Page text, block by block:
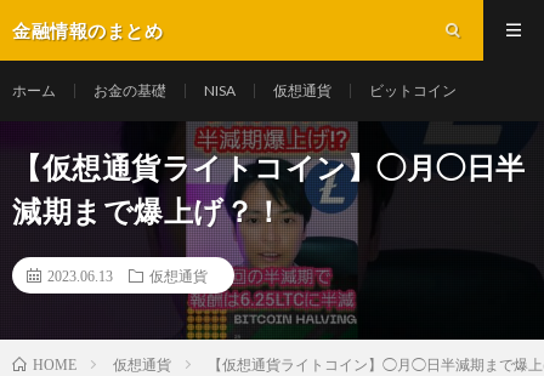
金融情報のまとめ
ホーム お金の基礎 NISA 仮想通貨 ビットコイン
【仮想通貨ライトコイン】◯月◯日半
減期まで爆上げ？！
2023.06.13 仮想通貨
HOME 仮想通貨 【仮想通貨ライトコイン】◯月◯日半減期まで爆